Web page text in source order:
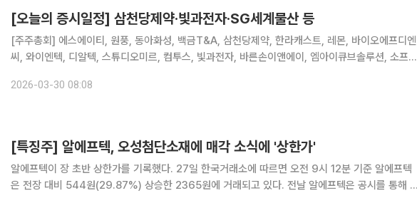
[오늘의 증시일정] 삼천당제약·빛과전자·SG세계물산 등
[주주총회] 에스에이티, 원풍, 동아화성, 백금T&A, 삼천당제약, 한라캐스트, 레몬, 바이오에프디엔
씨, 와이엔텍, 디알텍, 스튜디오미르, 컴투스, 빛과전자, 바른손이앤에이, 엠아이큐브솔루션, 소프트
온, 뉴로핏, 아이티엠반도체, 버넥트, 이니텍, 디모아
2026-03-30 08:08
[특징주] 알에프텍, 오성첨단소재에 매각 소식에 '상한가'
알에프텍이 장 초반 상한가를 기록했다. 27일 한국거래소에 따르면 오전 9시 12분 기준 알에프텍
은 전장 대비 544원(29.87%) 상승한 2365원에 거래되고 있다. 전날 알에프텍은 공시를 통해 최